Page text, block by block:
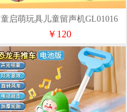
童启萌玩具儿童留声机GL01016
￥120